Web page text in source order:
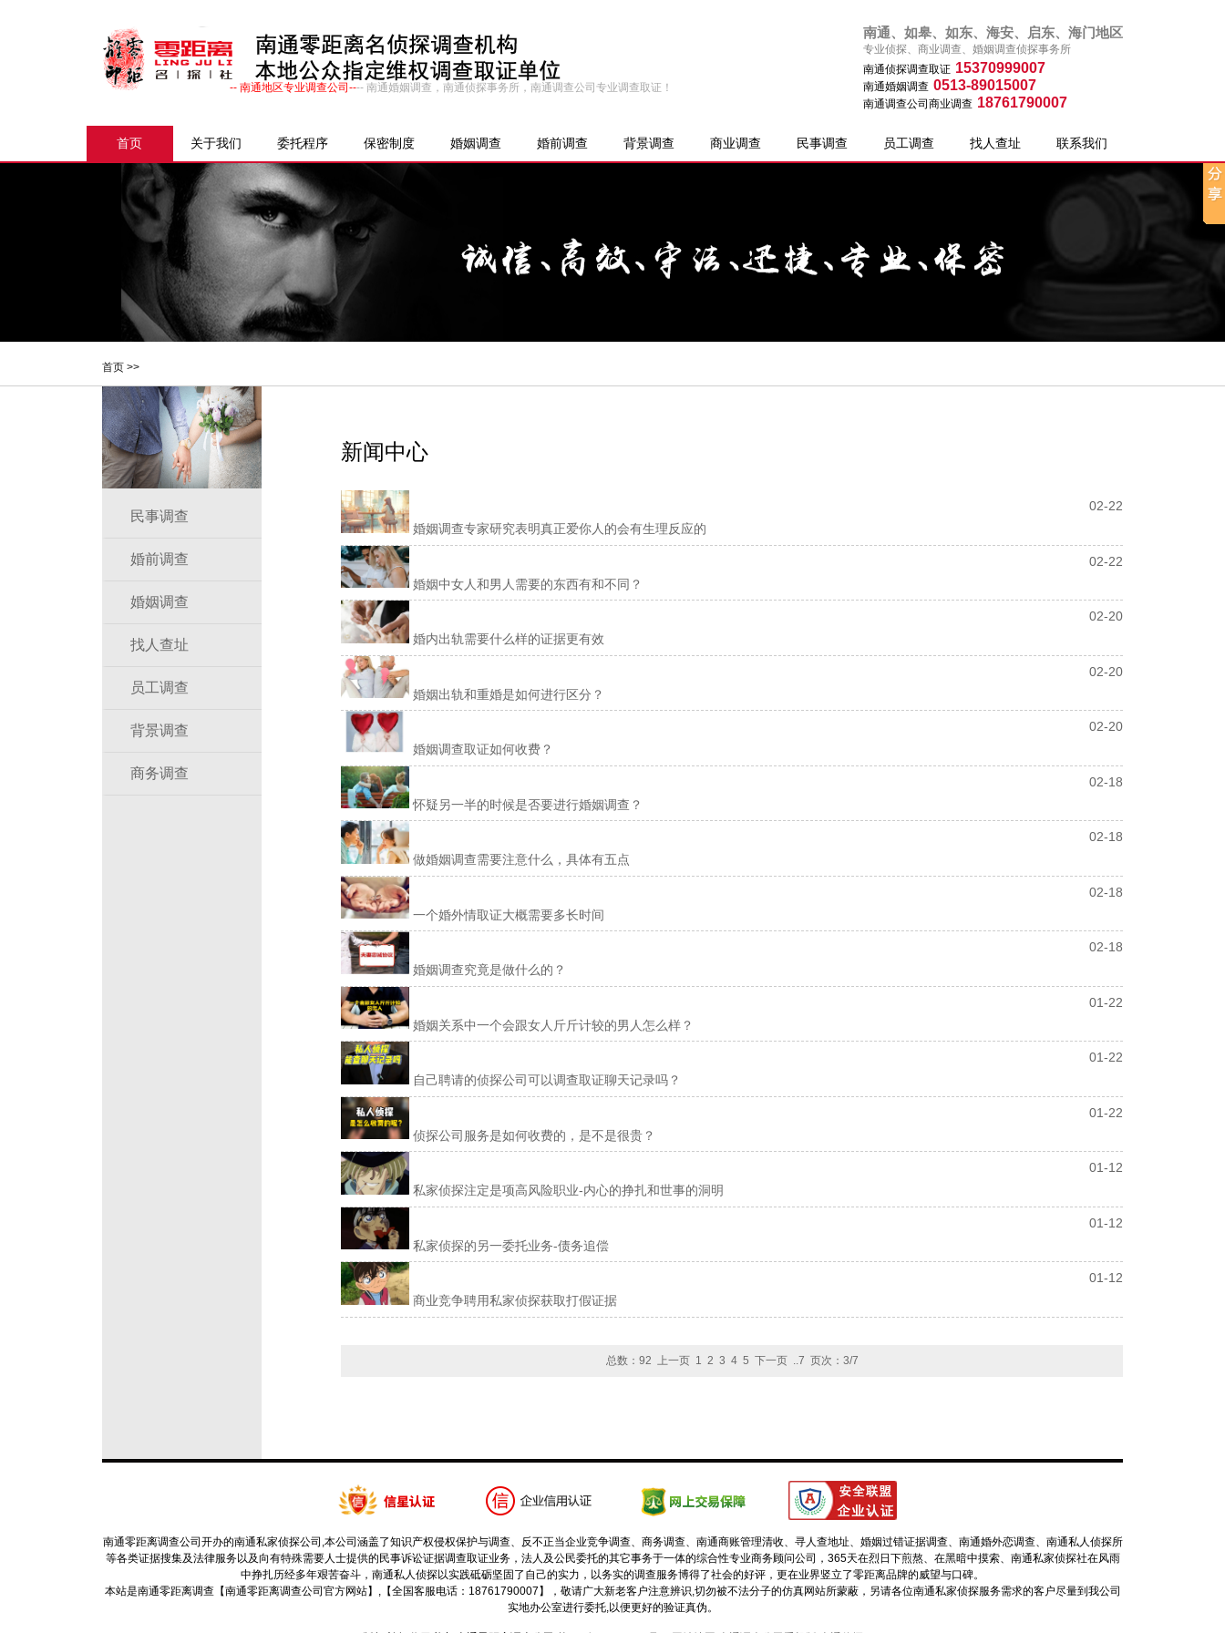
-- 南通地区专业调查公司---- 南通婚姻调查，南通侦探事务所，南通调查公司专业调查取证！
南通、如皋、如东、海安、启东、海门地区
专业侦探、商业调查、婚姻调查侦探事务所
南通侦探调查取证 15370999007
南通婚姻调查 0513-89015007
南通调查公司商业调查 18761790007
首页 关于我们 委托程序 保密制度 婚姻调查 婚前调查 背景调查 商业调查 民事调查 员工调查 找人查址 联系我们
首页 >>
民事调查
婚前调查
婚姻调查
找人查址
员工调查
背景调查
商务调查
新闻中心
婚姻调查专家研究表明真正爱你人的会有生理反应的
02-22
婚姻中女人和男人需要的东西有和不同？
02-22
婚内出轨需要什么样的证据更有效
02-20
婚姻出轨和重婚是如何进行区分？
02-20
婚姻调查取证如何收费？
02-20
怀疑另一半的时候是否要进行婚姻调查？
02-18
做婚姻调查需要注意什么，具体有五点
02-18
一个婚外情取证大概需要多长时间
02-18
婚姻调查究竟是做什么的？
02-18
婚姻关系中一个会跟女人斤斤计较的男人怎么样？
01-22
自己聘请的侦探公司可以调查取证聊天记录吗？
01-22
侦探公司服务是如何收费的，是不是很贵？
01-22
私家侦探注定是项高风险职业-内心的挣扎和世事的洞明
01-12
私家侦探的另一委托业务-债务追偿
01-12
商业竞争聘用私家侦探获取打假证据
01-12
总数：92 上一页 1 2 3 4 5 下一页 ..7 页次：3/7
南通零距离调查公司开办的南通私家侦探公司,本公司涵盖了知识产权侵权保护与调查、反不正当企业竞争调查、商务调查、南通商账管理清收、寻人查地址、婚姻过错证据调查、南通婚外恋调查、南通私人侦探所
等各类证据搜集及法律服务以及向有特殊需要人士提供的民事诉讼证据调查取证业务，法人及公民委托的其它事务于一体的综合性专业商务顾问公司，365天在烈日下煎熬、在黑暗中摸索、南通私家侦探社在风雨
中挣扎历经多年艰苦奋斗，南通私人侦探以实践砥砺坚固了自己的实力，以务实的调查服务博得了社会的好评，更在业界竖立了零距离品牌的威望与口碑。
本站是南通零距离调查【南通零距离调查公司官方网站】,【全国客服电话：18761790007】，敬请广大新老客户注意辨识,切勿被不法分子的仿真网站所蒙蔽，另请各位南通私家侦探服务需求的客户尽量到我公司
实地办公室进行委托,以便更好的验证真伪。